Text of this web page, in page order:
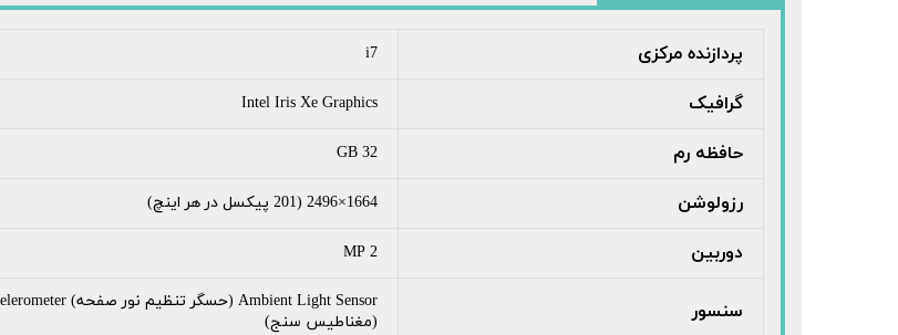
پردازنده مرکزی i7
گرافیک Intel Iris Xe Graphics
حافظه رم 32 GB
رزولوشن 1664×2496 (201 پیکسل در هر اینچ)
دوربین 2 MP
سنسور
(مغناطیس سنج)